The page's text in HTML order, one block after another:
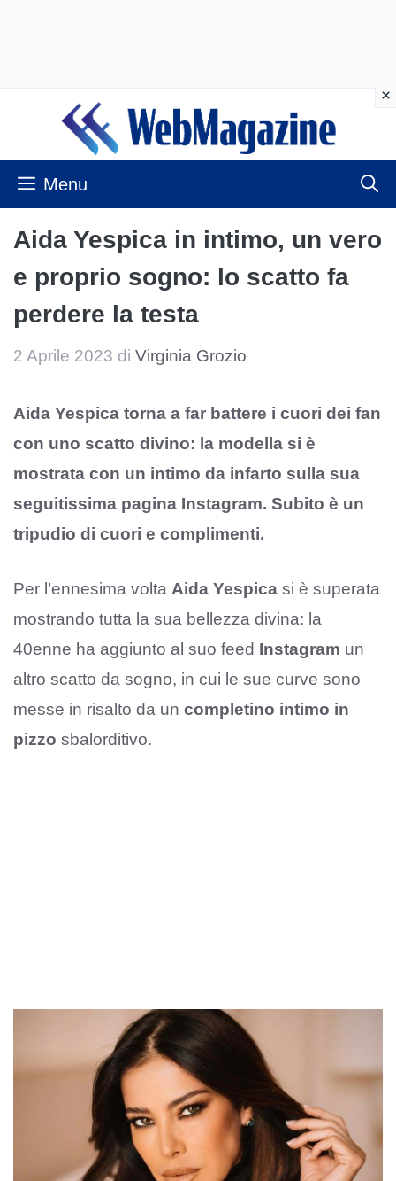
contenuto
Menu
Aida Yespica in intimo, un vero
e proprio sogno: lo scatto fa
perdere la testa
2 Aprile 2023 di Virginia Grozio
Aida Yespica torna a far battere i cuori dei fan
con uno scatto divino: la modella si è
mostrata con un intimo da infarto sulla sua
seguitissima pagina Instagram. Subito è un
tripudio di cuori e complimenti.
Per l’ennesima volta Aida Yespica si è superata
mostrando tutta la sua bellezza divina: la
40enne ha aggiunto al suo feed Instagram un
altro scatto da sogno, in cui le sue curve sono
messe in risalto da un completino intimo in
pizzo sbalorditivo.